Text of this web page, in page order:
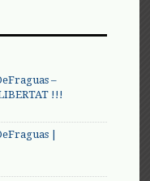
–
!!!
|